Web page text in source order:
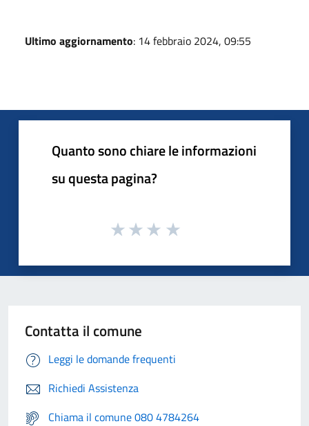
Ultimo aggiornamento: 14 febbraio 2024, 09:55
Quanto sono chiare le informazioni
su questa pagina?
Contatta il comune
Leggi le domande frequenti
Richiedi Assistenza
Chiama il comune 080 4784264